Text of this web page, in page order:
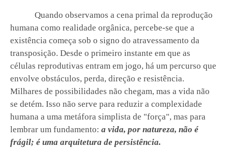
Quando observamos a cena primal da reprodução
humana como realidade orgânica, percebe-se que a
existência começa sob o signo do atravessamento da
transposição. Desde o primeiro instante em que as
células reprodutivas entram em jogo, há um percurso que
envolve obstáculos, perda, direção e resistência.
Milhares de possibilidades não chegam, mas a vida não
se detém. Isso não serve para reduzir a complexidade
humana a uma metáfora simplista de "força", mas para
lembrar um fundamento:a vida, por natureza, não é
frágil; é uma arquitetura de persistência.